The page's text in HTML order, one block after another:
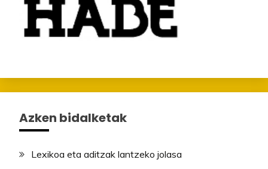
Azken bidalketak
Lexikoa eta aditzak lantzeko jolasa